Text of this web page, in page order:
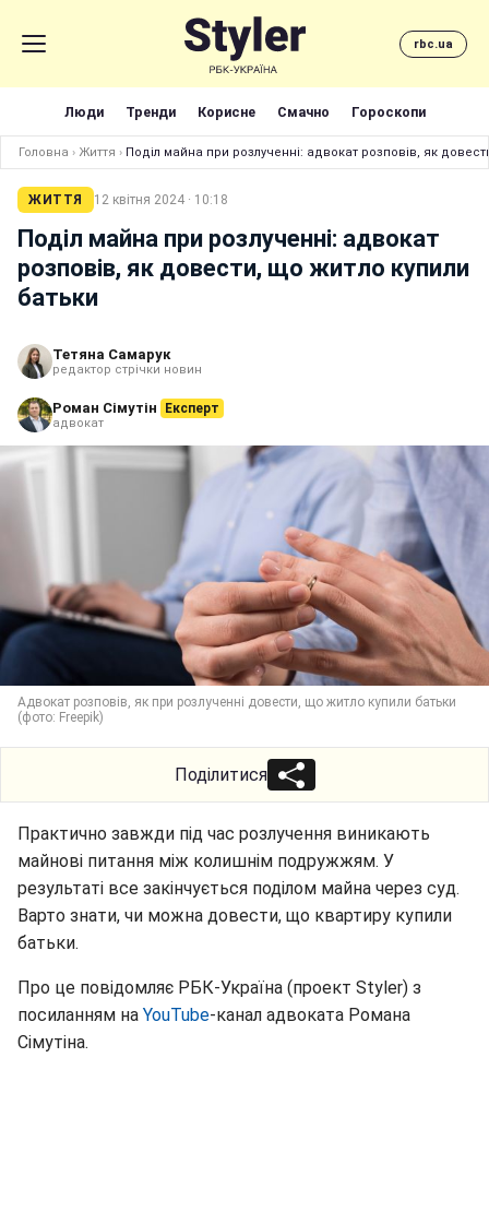
rbc.ua
Люди Тренди Корисне Смачно Гороскопи
Головна › Життя › Поділ майна при розлученні: адвокат розповів, як
ЖИТТЯ 12 квітня 2024 · 10:18
Поділ майна при розлученні: адвокат
розповів, як довести, що житло купили
батьки
Тетяна Самарук
редактор стрічки новин
Роман Сімутін Експерт
адвокат
Адвокат розповів, як при розлученні довести, що житло купили батьки
(фото: Freepik)
Поділитися
Практично завжди під час розлучення виникають
майнові питання між колишнім подружжям. У
результаті все закінчується поділом майна через суд.
Варто знати, чи можна довести, що квартиру купили
батьки.
Про це повідомляє РБК-Україна (проект Styler) з
посиланням на YouTube-канал адвоката Романа
Сімутіна.